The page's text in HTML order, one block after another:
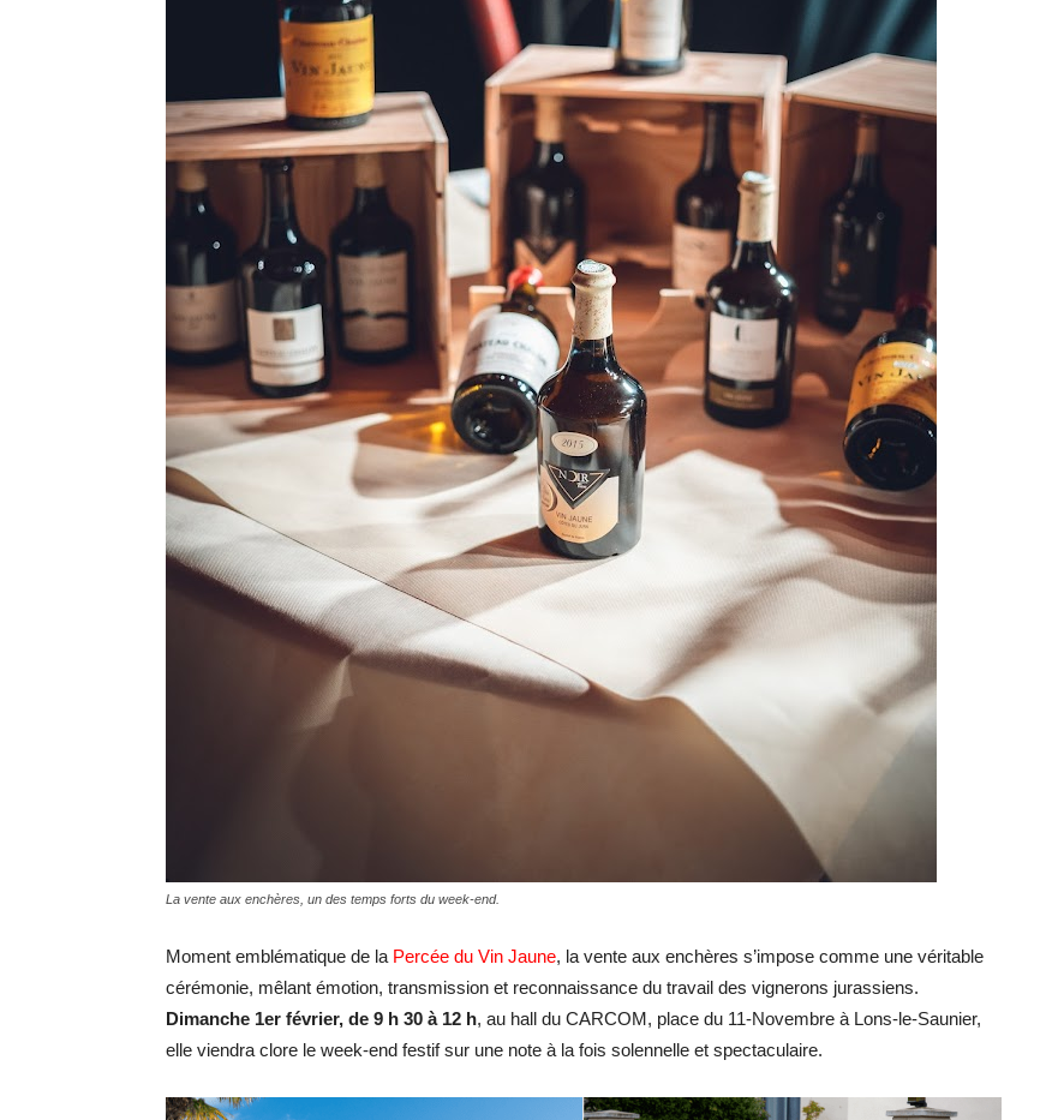
Hebdo39
La vente aux enchères, un des temps forts du week-end.
Moment emblématique de la Percée du Vin Jaune, la vente aux enchères s’impose comme une véritable
cérémonie, mêlant émotion, transmission et reconnaissance du travail des vignerons jurassiens.
Dimanche 1er février, de 9 h 30 à 12 h, au hall du CARCOM, place du 11-Novembre à Lons-le-Saunier,
elle viendra clore le week-end festif sur une note à la fois solennelle et spectaculaire.